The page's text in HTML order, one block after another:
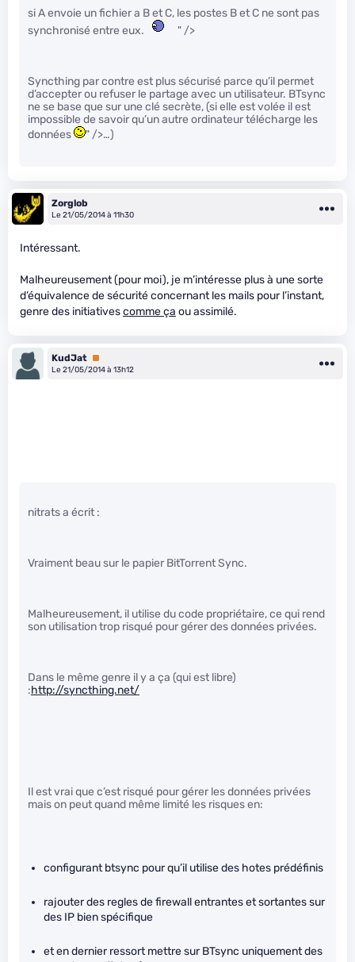
si A envoie un fichier a B et C, les postes B et C ne sont pas
synchronisé entre eux.
" />
Syncthing par contre est plus sécurisé parce qu’il permet
d’accepter ou refuser le partage avec un utilisateur. BTsync
ne se base que sur une clé secrète, (si elle est volée il est
impossible de savoir qu’un autre ordinateur télécharge les
données
" />…)
Zorglob
Le 21/05/2014 à 11h30
Intéressant.
Malheureusement (pour moi), je m’intéresse plus à une sorte
d’équivalence de sécurité concernant les mails pour l’instant,
genre des initiativescomme ça ou assimilé.
KudJat Premium
Le 21/05/2014 à 13h12
nitrats a écrit :
Vraiment beau sur le papier BitTorrent Sync.
Malheureusement, il utilise du code propriétaire, ce qui rend
son utilisation trop risqué pour gérer des données privées.
Dans le même genre il y a ça (qui est libre)
:http://syncthing.net/
Il est vrai que c’est risqué pour gérer les données privées
mais on peut quand même limité les risques en:
configurant btsync pour qu’il utilise des hotes prédéfinis
rajouter des regles de firewall entrantes et sortantes sur
des IP bien spécifique
et en dernier ressort mettre sur BTsync uniquement des